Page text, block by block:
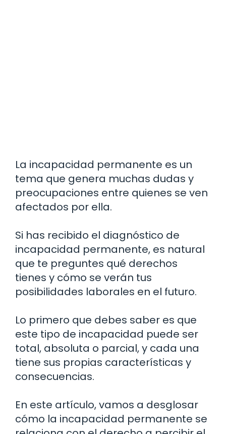
La incapacidad permanente es un
tema que genera muchas dudas y
preocupaciones entre quienes se ven
afectados por ella.
Si has recibido el diagnóstico de
incapacidad permanente, es natural
que te preguntes qué derechos
tienes y cómo se verán tus
posibilidades laborales en el futuro.
Lo primero que debes saber es que
este tipo de incapacidad puede ser
total, absoluta o parcial, y cada una
tiene sus propias características y
consecuencias.
En este artículo, vamos a desglosar
cómo la incapacidad permanente se